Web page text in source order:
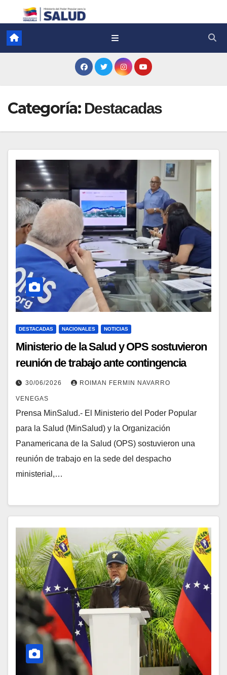
Categoría: Destacadas
DESTACADAS NACIONALES NOTICIAS
Ministerio de la Salud y OPS sostuvieron
reunión de trabajo ante contingencia
nacional
30/06/2026 ROIMAN FERMIN NAVARRO
VENEGAS
Prensa MinSalud.- El Ministerio del Poder Popular
para la Salud (MinSalud) y la Organización
Panamericana de la Salud (OPS) sostuvieron una
reunión de trabajo en la sede del despacho
ministerial,…